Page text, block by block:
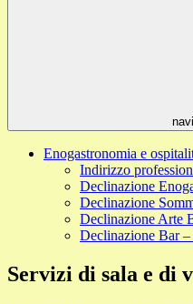
Enogastronomia e
Indirizzo
Declinazione
Declinazione
Declinazione Arte
Declinazione Bar –
Servizi di sala e di